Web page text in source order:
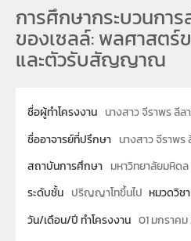
การศึกษากระบวนก
ของเซลล์: พลศาสตร์
และตัวรับสัญญาณ
ชื่อผู้ทำโครงงาน นางสาว จีราพร ลี
ชื่ออาจารย์ที่ปรึกษา นางสาว จีราพ
สถาบันการศึกษา มหาวิทยาลัยมหิดล
ระดับชั้น ปริญญาโทขึ้นไป หมวดวิชา
วัน/เดือน/ปี ทำโครงงาน 01 มกราคม